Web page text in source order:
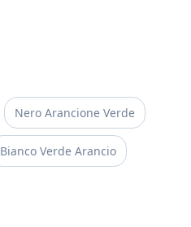
Nero Arancione Verde
Bianco Verde Arancio